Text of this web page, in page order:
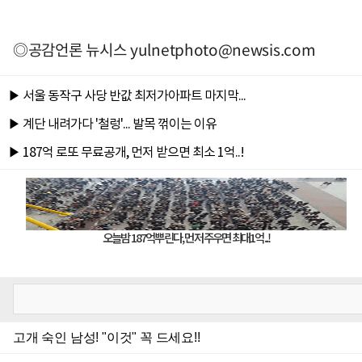
◎공감언론 뉴시스yulnetphoto@newsis.com